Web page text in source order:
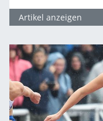
Artikel anzeigen